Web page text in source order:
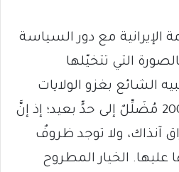
الإيرانية مع دور السياسة
التي تتخيّلها
الشائع بغزو الولايات
المتحدة للعراق عام 2003 مُضَلِّلٌ إلى حدٍّ بعيد؛ إذ إنَّ
آنذاك، ولا توجد ظروفٌ
الخيار المطروح